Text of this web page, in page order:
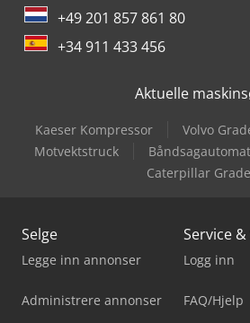
+49 201 857 861 80
+34 911 433 456
Aktuelle
Kaeser Kompressor Volvo
Motvektstruck
Caterpillar
Selge
Legge inn annonser
Administrere annonser
Service
Logg inn
FAQ/Hjelp